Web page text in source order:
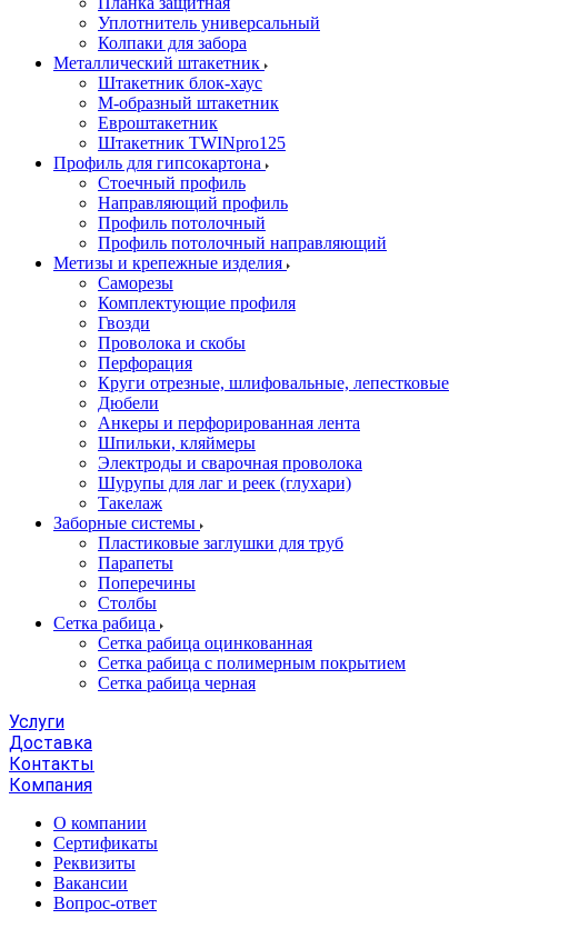
Уплотнитель универсальный
Колпаки для забора
Металлический штакетник
Штакетник блок-хаус
М-образный штакетник
Евроштакетник
Штакетник TWINpro125
Профиль для гипсокартона
Стоечный профиль
Направляющий профиль
Профиль потолочный
Профиль потолочный направляющий
Метизы и крепежные изделия
Саморезы
Комплектующие профиля
Гвозди
Проволока и скобы
Перфорация
Круги отрезные, шлифовальные, лепестковые
Дюбели
Анкеры и перфорированная лента
Шпильки, кляймеры
Электроды и сварочная проволока
Шурупы для лаг и реек (глухари)
Такелаж
Заборные системы
Пластиковые заглушки для труб
Парапеты
Поперечины
Столбы
Сетка рабица
Сетка рабица оцинкованная
Сетка рабица с полимерным покрытием
Сетка рабица черная
Услуги
Доставка
Контакты
Компания
О компании
Сертификаты
Реквизиты
Вакансии
Вопрос-ответ